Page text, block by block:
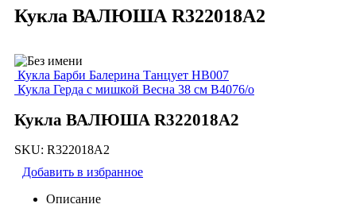
Кукла ВАЛЮША R322018А2
Кукла Барби Балерина Танцует НВ007
Кукла Герда с мишкой Весна 38 см В4076/о
Кукла ВАЛЮША R322018А2
SKU: R322018А2
Добавить в избранное
Описание